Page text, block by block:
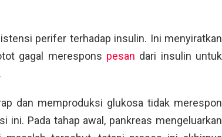
perifer terhadap insulin. Ini menyiratkan
gagal merespons pesan dari insulin untuk
dan memproduksi glukosa tidak merespon
ini. Pada tahap awal, pankreas mengeluarkan